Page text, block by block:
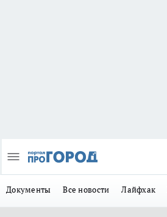
Документы Все новости Лайфхак